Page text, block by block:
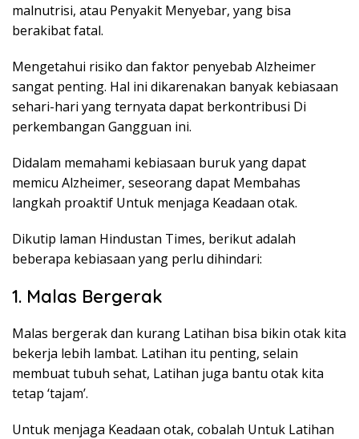
malnutrisi, atau Penyakit Menyebar, yang bisa
berakibat fatal.
Mengetahui risiko dan faktor penyebab Alzheimer
sangat penting. Hal ini dikarenakan banyak kebiasaan
sehari-hari yang ternyata dapat berkontribusi Di
perkembangan Gangguan ini.
Didalam memahami kebiasaan buruk yang dapat
memicu Alzheimer, seseorang dapat Membahas
langkah proaktif Untuk menjaga Keadaan otak.
Dikutip laman Hindustan Times, berikut adalah
beberapa kebiasaan yang perlu dihindari:
1. Malas Bergerak
Malas bergerak dan kurang Latihan bisa bikin otak kita
bekerja lebih lambat. Latihan itu penting, selain
membuat tubuh sehat, Latihan juga bantu otak kita
tetap ‘tajam’.
Untuk menjaga Keadaan otak, cobalah Untuk Latihan